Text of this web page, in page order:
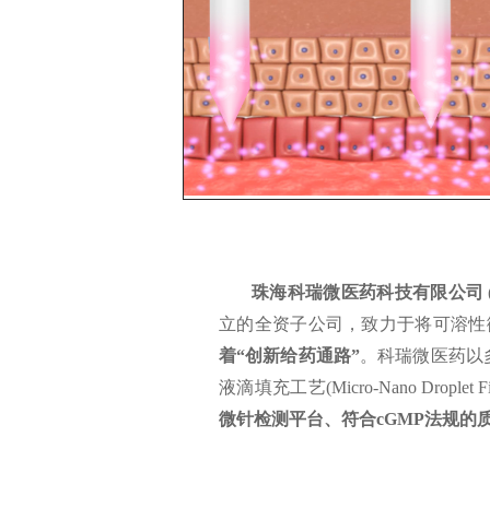
珠海科瑞微医药科技有限公司
立的全资子公司，致力于将可溶
着“创新给药通路”。科瑞微医药以
液滴填充工艺(Micro-Nano Droplet
微针检测平台、符合cGMP法规的